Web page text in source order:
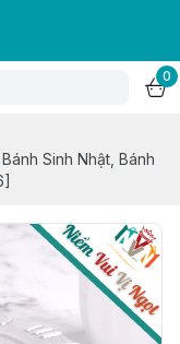
0
Sinh Nhật, Bánh